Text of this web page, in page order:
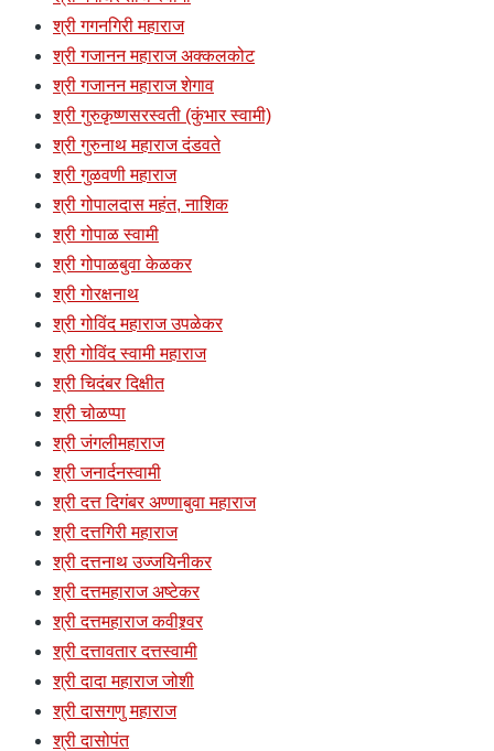
श्री गगनगिरी महाराज
श्री गजानन महाराज अक्कलकोट
श्री गजानन महाराज शेगाव
श्री गुरुकृष्णसरस्वती (कुंभार स्वामी)
श्री गुरुनाथ महाराज दंडवते
श्री गुळवणी महाराज
श्री गोपालदास महंत, नाशिक
श्री गोपाळ स्वामी
श्री गोपाळबुवा केळकर
श्री गोरक्षनाथ
श्री गोविंद महाराज उपळेकर
श्री गोविंद स्वामी महाराज
श्री चिदंबर दिक्षीत
श्री चोळप्पा
श्री जंगलीमहाराज
श्री जनार्दनस्वामी
श्री दत्त दिगंबर अण्णाबुवा महाराज
श्री दत्तगिरी महाराज
श्री दत्तनाथ उज्जयिनीकर
श्री दत्तमहाराज अष्टेकर
श्री दत्तमहाराज कवीश्र्वर
श्री दत्तावतार दत्तस्वामी
श्री दादा महाराज जोशी
श्री दासगणु महाराज
श्री दासोपंत